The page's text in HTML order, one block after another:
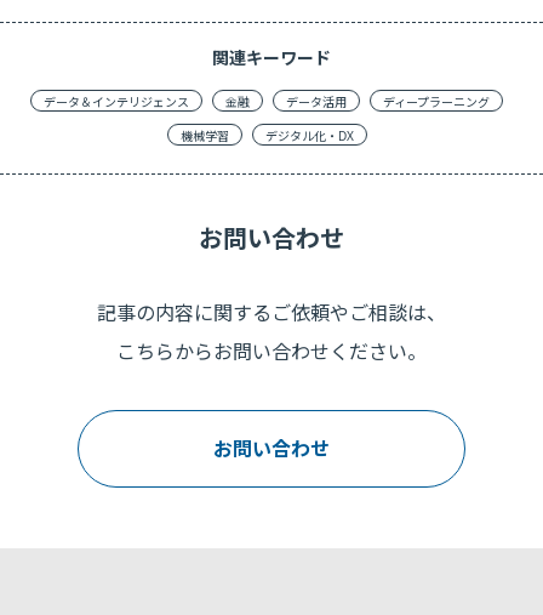
関連キーワード
データ＆インテリジェンス 金融 データ活用
ディープラーニング
機械学習
デジタル化・DX
お問い合わせ
記事の内容に関するご依頼やご相談は、
こちらからお問い合わせください。
お問い合わせ